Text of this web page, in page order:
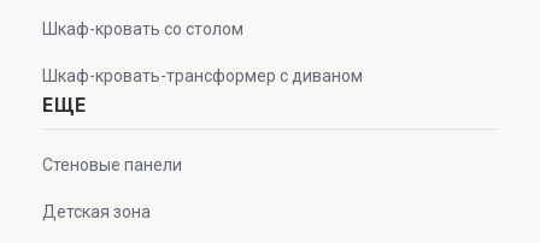
Шкаф-кровать со столом
Шкаф-кровать-трансформер с диваном
ЕЩЕ
Стеновые панели
Детская зона